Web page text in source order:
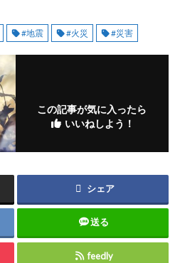
#地震 #火災 #災害
この記事が気に入ったら
いいねしよう！
シェア
送る
feedly